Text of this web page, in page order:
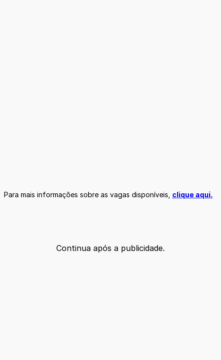
Para mais informações sobre as vagas disponíveis, clique aqui.
Continua após a publicidade.